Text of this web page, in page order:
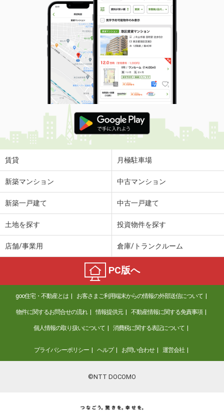
賃貸 月極駐車場
新築マンション 中古マンション
新築一戸建て 中古一戸建て
土地を探す 投資物件を探す
店舗/事業用 倉庫/トランクルーム
PC版へ
goo住宅・不動産とは お客さまご利用端末からの情報の外部送信について
物件に関するお問合せの流れ 情報提供元 不動産情報に関する免責事項
個人情報の取り扱いについて 消費税に関する表記について
プライバシーポリシー ヘルプ お問い合わせ 運営会社
©NTT DOCOMO